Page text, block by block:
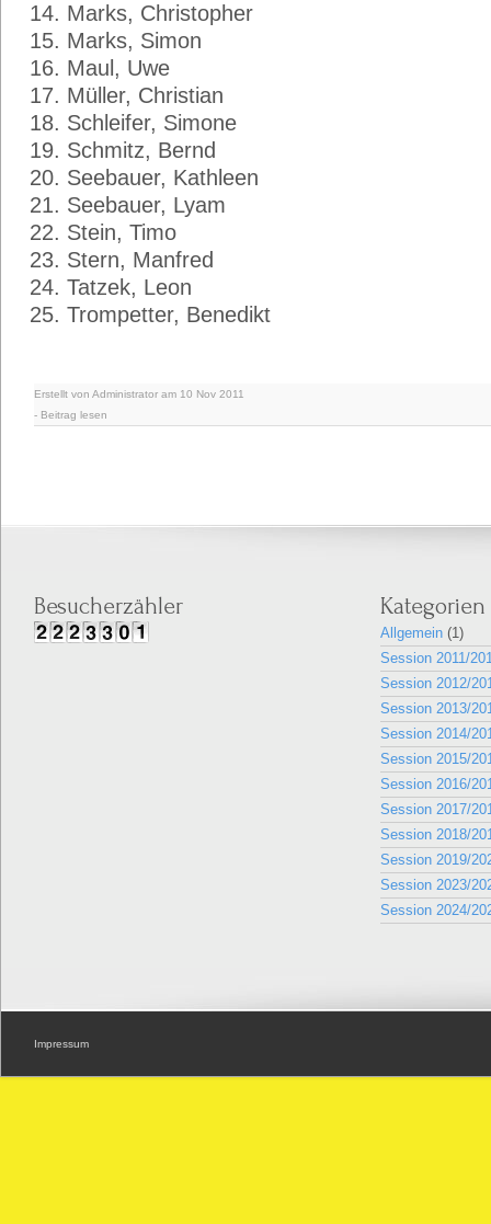
Marks, Christopher
Marks, Simon
Maul, Uwe
Müller, Christian
Schleifer, Simone
Schmitz, Bernd
Seebauer, Kathleen
Seebauer, Lyam
Stein, Timo
Stern, Manfred
Tatzek, Leon
Trompetter, Benedikt
Erstellt von Administrator am 10 Nov 2011
- Beitrag lesen
Besucherzähler Kategorien
Allgemein (1)
Session 2011/
Session 2012/
Session 2013/
Session 2014/
Session 2015/
Session 2016/
Session 2017/
Session 2018/
Session 2019/
Session 2023/
Session 2024/
Impressum